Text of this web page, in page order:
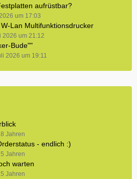
aufrüstbar?
um 17:03
Lan Multifunktionsdrucker
2026 um 21:12
Bude""
2026 um 19:11
Jahren
- endlich :)
Jahren
warten
Jahren